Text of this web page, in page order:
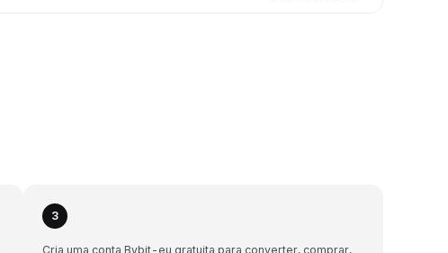
3
Cria uma conta Bybit-eu gratuita para converter, comprar,